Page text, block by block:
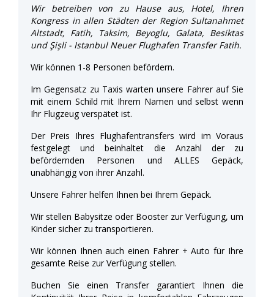
Wir betreiben von zu Hause aus, Hotel, Ihren
Kongress in allen Städten der Region Sultanahmet
Altstadt, Fatih, Taksim, Beyoglu, Galata, Besiktas
und Şişli - Istanbul Neuer Flughafen Transfer Fatih.
Wir können 1-8 Personen befördern.
Im Gegensatz zu Taxis warten unsere Fahrer auf Sie
mit einem Schild mit Ihrem Namen und selbst wenn
Ihr Flugzeug verspätet ist.
Der Preis Ihres Flughafentransfers wird im Voraus
festgelegt und beinhaltet die Anzahl der zu
befördernden Personen und ALLES Gepäck,
unabhängig von ihrer Anzahl.
Unsere Fahrer helfen Ihnen bei Ihrem Gepäck.
Wir stellen Babysitze oder Booster zur Verfügung, um
Kinder sicher zu transportieren.
Wir können Ihnen auch einen Fahrer + Auto für Ihre
gesamte Reise zur Verfügung stellen.
Buchen Sie einen Transfer garantiert Ihnen die